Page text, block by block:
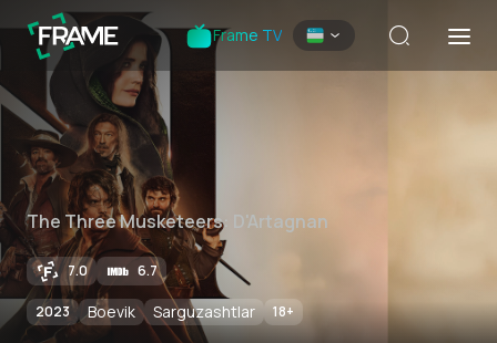
Frame TV
The Three Musketeers: D'Artagnan
7.0 6.7
2023 Boevik Sarguzashtlar 18+